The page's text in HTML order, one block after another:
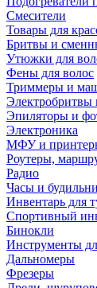
Смесители
Товары для
Бритвы и
Утюжки для
Фены для волос
Триммеры и
Электробритвы
Эпиляторы и
Электроника
МФУ и
Роутеры,
Радио
Часы и
Инвентарь для
Спортивный
Бинокли
Инструменты
Дальномеры
Фрезеры